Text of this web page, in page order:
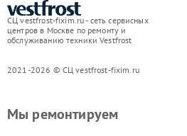
СЦ vestfrost-fixim.ru - сеть сервисных
центров в Москве по ремонту и
обслуживанию техники Vestfrost
2021-2026 © СЦ vestfrost-fixim.ru
Мы ремонтируем